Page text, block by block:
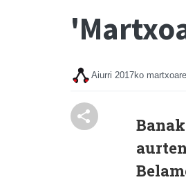
Aiurri 2017ko